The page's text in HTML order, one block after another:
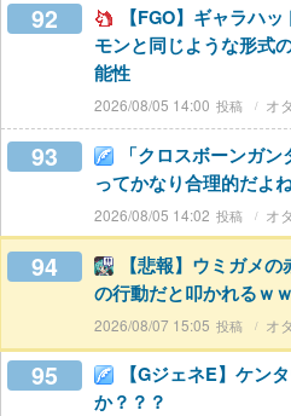
92
【FGO】ギャラハ
モンと同じような形式
能性
2026/08/05 14:00 オ
93
「クロスボーンガ
ってかなり合理的だよ
2026/08/05 14:02 オ
94
【悲報】ウミガメ
の行動だと叩かれるｗ
2026/08/07 15:05 オ
95
【GジェネE】ケン
か？？？